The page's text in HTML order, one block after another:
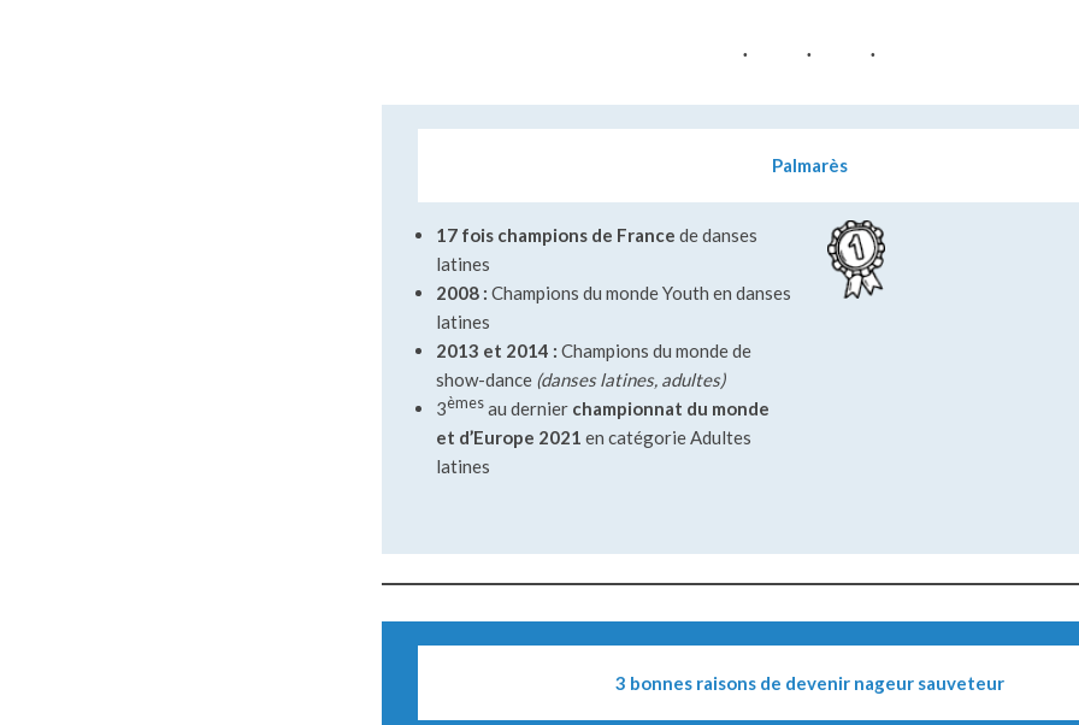
Palmarès
17 fois champions de France de danses
latines
2008 : Champions du monde Youth en danses
latines
2013 et 2014 : Champions du monde de
show-dance (danses latines, adultes)
3èmes au dernier championnat du monde
et d’Europe 2021 en catégorie Adultes
latines
3 bonnes raisons de devenir nageur sauveteur